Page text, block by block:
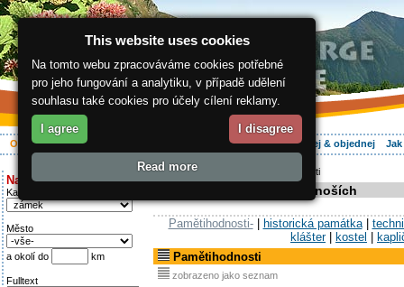
O regionu Aktivně Ubytování Hledej & objednej
Najděte si:
Kategorie
Město
a okolí do km
Fulltext
ergis.cz> > Pamětihodnosti
Pamětihodnosti v Krkonoších
Pamětihodnosti-| historická památka|
klášter| kostel
Pamětihodnosti
zobrazeno jako seznam
This website uses cookies
Na tomto webu zpracováváme cookies potřebné
pro jeho fungování a analytiku, v případě udělení
souhlasu také cookies pro účely cílení reklamy.
I agree I disagree
Read more